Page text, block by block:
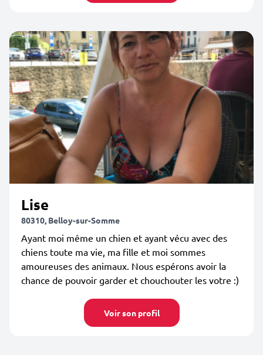
Lise
80310, Belloy-sur-Somme
Ayant moi même un chien et ayant vécu avec des
chiens toute ma vie, ma fille et moi sommes
amoureuses des animaux. Nous espérons avoir la
chance de pouvoir garder et chouchouter les votre :)
Voir son profil